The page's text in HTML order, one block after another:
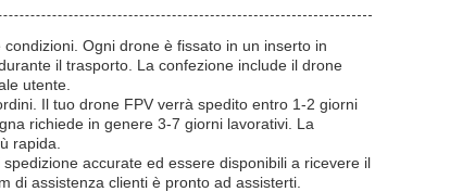
Ogni drone è fissato in un inserto in
il trasporto. La confezione include il drone
utente.
Il tuo drone FPV verrà spedito entro 1-2 giorni
richiede in genere 3-7 giorni lavorativi. La
rapida.
accurate ed essere disponibili a ricevere il
di assistenza clienti è pronto ad assisterti.